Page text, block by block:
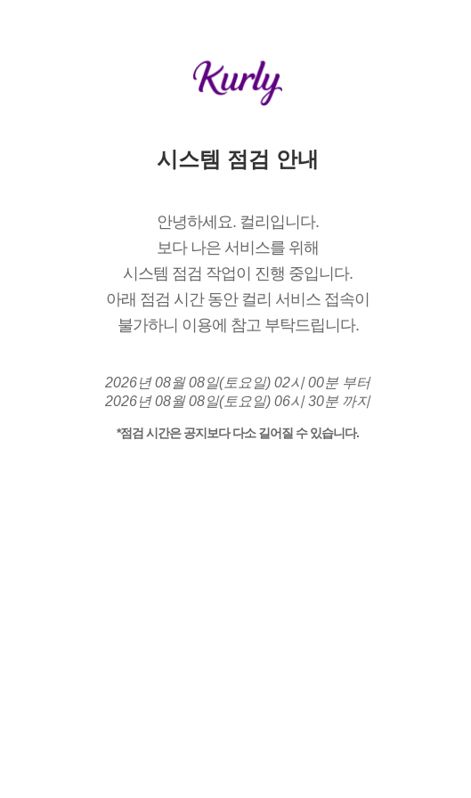
시스템 점검 안내
안녕하세요. 컬리입니다.
보다 나은 서비스를 위해
시스템 점검 작업이 진행 중입니다.
아래 점검 시간 동안 컬리 서비스 접속이
불가하니 이용에 참고 부탁드립니다.
2026년 08월 08일(토요일) 02시 00분 부터
2026년 08월 08일(토요일) 06시 30분 까지
*점검 시간은 공지보다 다소 길어질 수 있습니다.